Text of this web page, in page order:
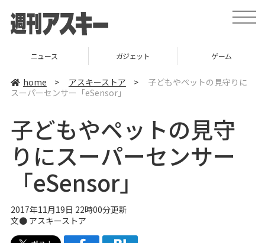
t
o
v
ニュース ガジェット ゲーム
home > アスキーストア >
子どもやペットの見守りに
スーパーセンサー「eSensor」
子どもやペットの見守
りにスーパーセンサー
「eSensor」
2017年11月19日 22時00分更新
文● アスキーストア